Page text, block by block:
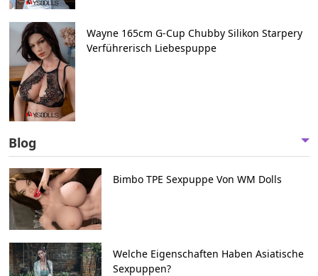
Wayne 165cm G-Cup Chubby Silikon Starpery
Verführerisch Liebespuppe
Blog
Bimbo TPE Sexpuppe Von WM Dolls
Welche Eigenschaften Haben Asiatische
Sexpuppen?